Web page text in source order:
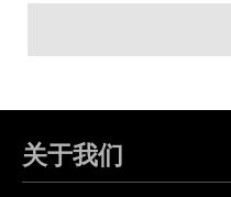
关于我们